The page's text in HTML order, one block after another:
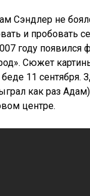
Сэндлер не
и пробовать
году появился
Сюжет
11 сентября.
как раз
центре.